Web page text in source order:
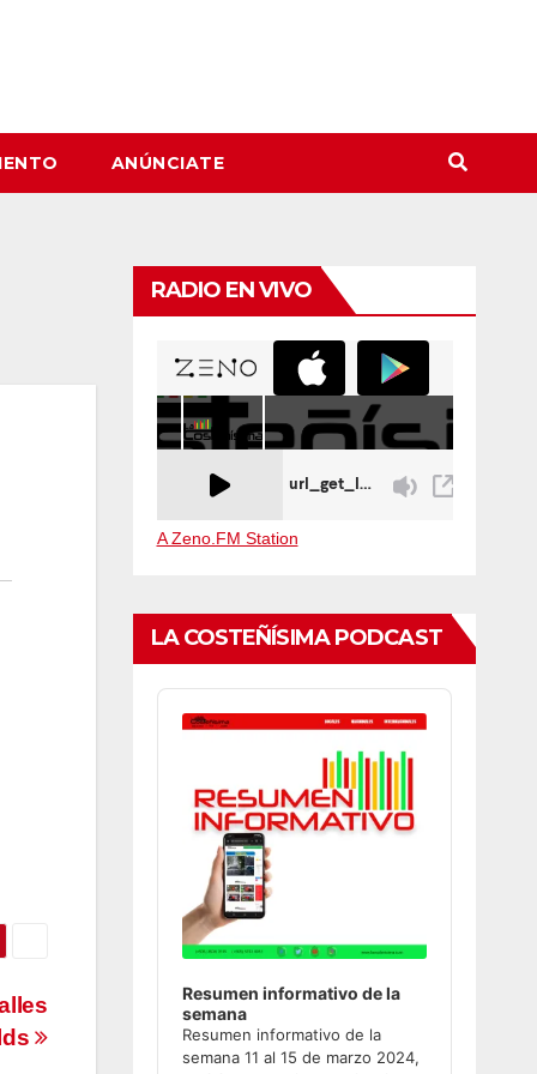
ANÚNCIATE
RADIO EN VIVO
A Zeno.FM Station
LA COSTEÑÍSIMA PODCAST
Audio
Player
Resumen informativo de la
semana
Resumen informativo de la
semana 11 al 15 de marzo 2024,